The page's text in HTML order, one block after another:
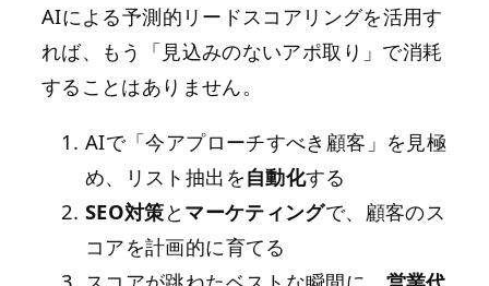
AIによる予測的リードスコアリングを活用す
れば、もう「見込みのないアポ取り」で消耗
することはありません。
AIで「今アプローチすべき顧客」を見極
め、リスト抽出を自動化する
SEO対策と マーケティングで、顧客のス
コアを計画的に育てる